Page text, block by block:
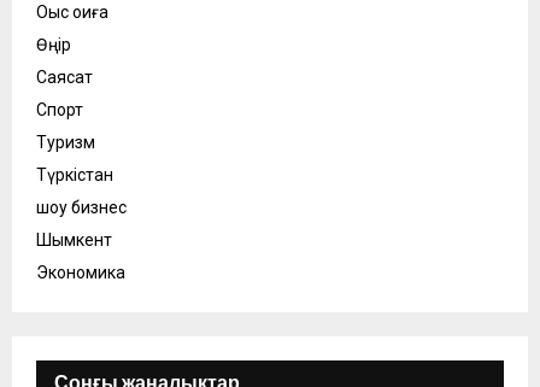
Оқыс оқиға
Өңір
Саясат
Спорт
Туризм
Түркістан
шоу бизнес
Шымкент
Экономика
Соңғы жаңалықтар